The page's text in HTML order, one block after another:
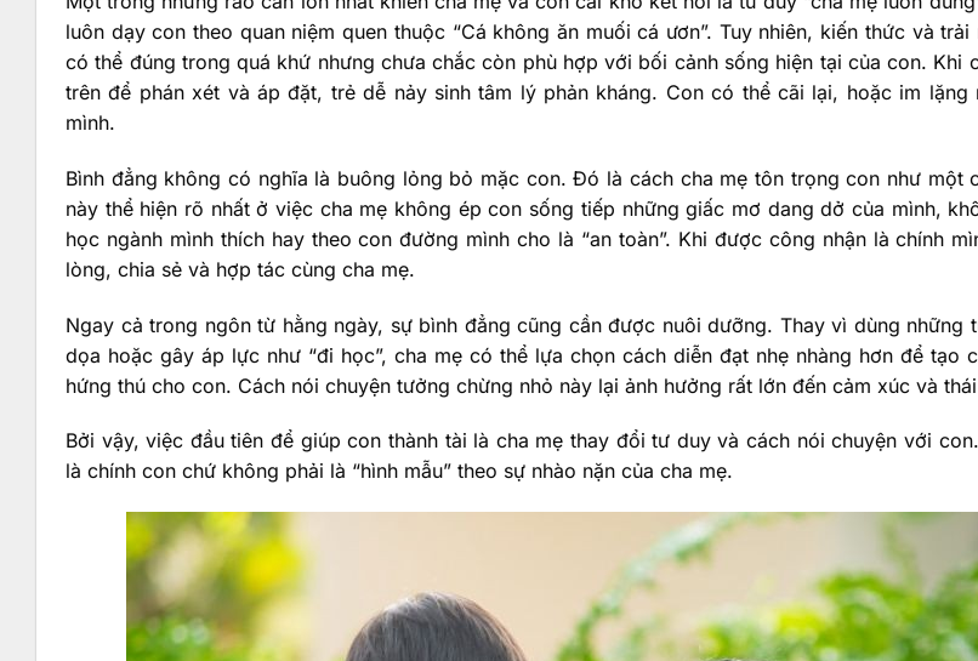
luôn dạy con theo quan niệm quen thuộc “Cá không ăn muối cá ươn”. Tuy nhiên, kiến thức và
có thể đúng trong quá khứ nhưng chưa chắc còn phù hợp với bối cảnh sống hiện tại của con. Khi
trên để phán xét và áp đặt, trẻ dễ nảy sinh tâm lý phản kháng. Con có thể cãi lại, hoặc im
mình.
Bình đẳng không có nghĩa là buông lỏng bỏ mặc con. Đó là cách cha mẹ tôn trọng con như một
này thể hiện rõ nhất ở việc cha mẹ không ép con sống tiếp những giấc mơ dang dở của mình,
học ngành mình thích hay theo con đường mình cho là “an toàn”. Khi được công nhận là chính
lòng, chia sẻ và hợp tác cùng cha mẹ.
Ngay cả trong ngôn từ hằng ngày, sự bình đẳng cũng cần được nuôi dưỡng. Thay vì dùng những
dọa hoặc gây áp lực như “đi học”, cha mẹ có thể lựa chọn cách diễn đạt nhẹ nhàng hơn để tạo
hứng thú cho con. Cách nói chuyện tưởng chừng nhỏ này lại ảnh hưởng rất lớn đến cảm xúc và
Bởi vậy, việc đầu tiên để giúp con thành tài là cha mẹ thay đổi tư duy và cách nói chuyện với
là chính con chứ không phải là “hình mẫu” theo sự nhào nặn của cha mẹ.